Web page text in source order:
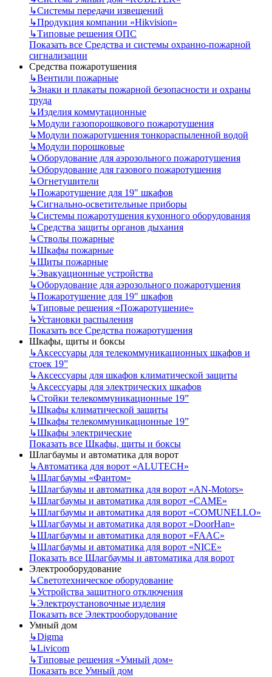
↳Системы передачи извещений
↳Продукция компании «Hikvision»
↳Типовые решения ОПС
Показать все Средства и системы охранно-пожарной
сигнализации
Средства пожаротушения
↳Вентили пожарные
↳Знаки и плакаты пожарной безопасности и охраны
труда
↳Изделия коммутационные
↳Модули газопорошкового пожаротушения
↳Модули пожаротушения тонкораспыленной водой
↳Модули порошковые
↳Оборудование для аэрозольного пожаротушения
↳Оборудование для газового пожаротушения
↳Огнетушители
↳Пожаротушение для 19" шкафов
↳Сигнально-осветительные приборы
↳Системы пожаротушения кухонного оборудования
↳Средства защиты органов дыхания
↳Стволы пожарные
↳Шкафы пожарные
↳Щиты пожарные
↳Эвакуационные устройства
↳Оборудование для аэрозольного пожаротушения
↳Пожаротушение для 19" шкафов
↳Типовые решения «Пожаротушение»
↳Установки распыления
Показать все Средства пожаротушения
Шкафы, щиты и боксы
↳Аксессуары для телекоммуникационных шкафов и
стоек 19”
↳Аксессуары для шкафов климатической защиты
↳Аксессуары для электрических шкафов
↳Стойки телекоммуникационные 19”
↳Шкафы климатической защиты
↳Шкафы телекоммуникационные 19”
↳Шкафы электрические
Показать все Шкафы, щиты и боксы
Шлагбаумы и автоматика для ворот
↳Автоматика для ворот «ALUTECH»
↳Шлагбаумы «Фантом»
↳Шлагбаумы и автоматика для ворот «AN-Motors»
↳Шлагбаумы и автоматика для ворот «CAME»
↳Шлагбаумы и автоматика для ворот «COMUNELLO»
↳Шлагбаумы и автоматика для ворот «DoorHan»
↳Шлагбаумы и автоматика для ворот «FAAC»
↳Шлагбаумы и автоматика для ворот «NICE»
Показать все Шлагбаумы и автоматика для ворот
Электрооборудование
↳Светотехническое оборудование
↳Устройства защитного отключения
↳Электроустановочные изделия
Показать все Электрооборудование
Умный дом
↳Digma
↳Livicom
↳Типовые решения «Умный дом»
Показать все Умный дом